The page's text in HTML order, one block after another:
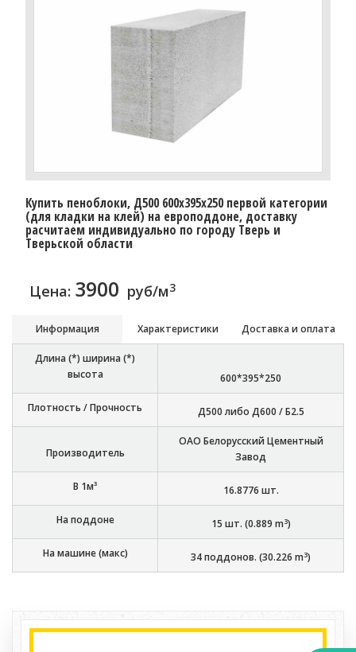
Купить пеноблоки, Д500 600x395x250 первой категории
(для кладки на клей) на европоддоне, доставку
расчитаем индивидуально по городу Тверь и
Тверьской области
Цена: 3900 руб/м3
Информация Характеристики Доставка и оплата
Длина (*) ширина (*)
высота
600*395*250
Плотность / Прочность Д500 либо Д600 / Б2.5
Производитель
ОАО Белорусский Цементный
Завод
В 1м³ 16.8776 шт.
На поддоне 15 шт. (0.889 m3)
На машине (макс) 34поддонов. (30.226 m3)